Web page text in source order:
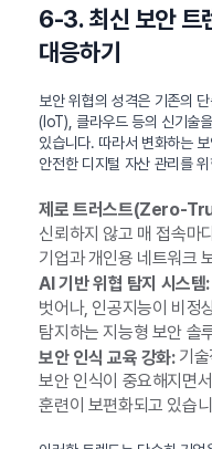
6-3. 최신 보안 트
대응하기
보안 위협의 성격은 기존의
(IoT), 클라우드 등의 신기술
있습니다. 따라서 변화하는
안전한 디지털 자산 관리를
제로 트러스트(Zero-
신뢰하지 않고 매 접속마
기업과 개인용 네트워크
AI 기반 위협 탐지 시스템:
벗어나, 인공지능이 비정
탐지하는 지능형 보안 솔
보안 인식 교육 강화:기술
보안 인식이 중요해지면
훈련이 보편화되고 있습